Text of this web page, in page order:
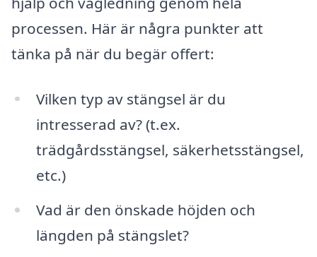
processen. Här är några punkter att
tänka på när du begär offert:
Vilken typ av stängsel är du
intresserad av? (t.ex.
trädgårdsstängsel, säkerhetsstängsel,
etc.)
Vad är den önskade höjden och
längden på stängslet?